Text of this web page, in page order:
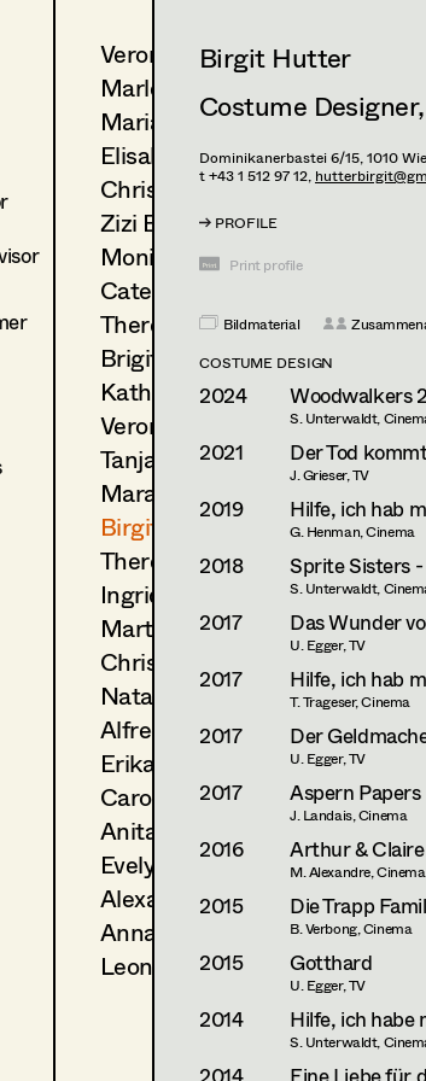
Veronika Albert
Marlene Auer-Pleyl
Maria-Theresia Bartl
Elisabeth Binder-Neururer
Christoph Birkner
Zizi Bohrer-Lehner
Monika Buttinger
Caterina Czepek
Theresa Ebner-Lazek
Brigitta Fink
Katharina Forcher
Veronika Susanna Harb
Tanja Hausner
Mara Helml
Birgit Hutter
Theresa Kopf
Ingrid Leibezeder
Martina List
Christine Ludwig
Natascha Maraval
Alfred Mayerhofer
Erika Navas
Carola Pizzini
Anita Stoisits
Evelyn Maria Thell
Alexandra Trummer
Anna Zeitlhuber
Leonie Zykan
Birgit Hutter
Costume Designer,
Dominikanerbastei 6/15,1010
t +43 1 512 97 12,
PROFILE
Print profile
Bildmaterial
COSTUME DESIGN
2024 Woodwalkers 2
S. Unterwaldt,
2021 Der Tod
J. Grieser, TV
2019 Hilfe, ich hab
G. Henman, Cinema
2018 Sprite Sisters
S. Unterwaldt,
2017 Das Wunder
U. Egger, TV
2017 Hilfe, ich hab
T. Trageser, Cinema
2017 Der
U. Egger, TV
2017 Aspern Papers
J. Landais, Cinema
2016 Arthur & Claire
M. Alexandre, Cinema
2015 Die Trapp
B. Verbong, Cinema
2015 Gotthard
U. Egger, TV
2014 Hilfe, ich
S. Unterwaldt,